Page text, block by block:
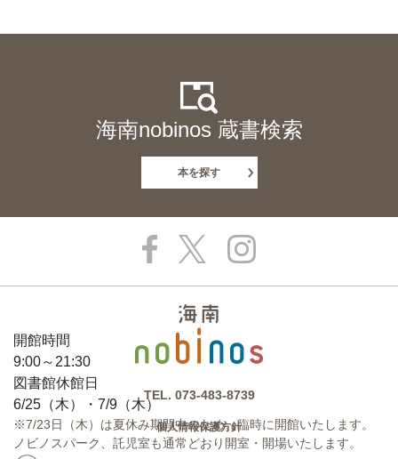
開館時間
9:00～21:30
図書館休館日
6/25（木）・7/9（木）
※7/23日（木）は夏休み期間中のため、臨時に開館いたします。
ノビノスパーク、託児室も通常どおり開室・開場いたします。
海南nobinos 蔵書検索
本を探す
TEL. 073-483-8739
個人情報保護方針